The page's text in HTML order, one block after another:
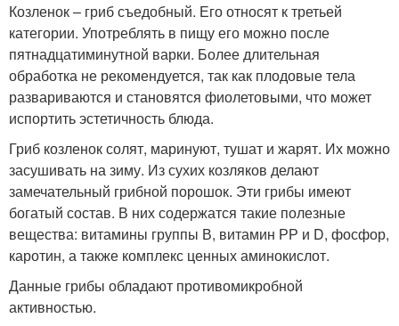
Козленок – гриб съедобный. Его относят к третьей
категории. Употреблять в пищу его можно после
пятнадцатиминутной варки. Более длительная
обработка не рекомендуется, так как плодовые тела
развариваются и становятся фиолетовыми, что может
испортить эстетичность блюда.
Гриб козленок солят, маринуют, тушат и жарят. Их можно
засушивать на зиму. Из сухих козляков делают
замечательный грибной порошок. Эти грибы имеют
богатый состав. В них содержатся такие полезные
вещества: витамины группы В, витамин РР и D, фосфор,
каротин, а также комплекс ценных аминокислот.
Данные грибы обладают противомикробной
активностью.